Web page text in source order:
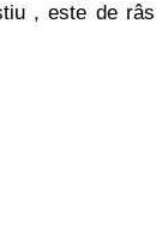
, este de râs